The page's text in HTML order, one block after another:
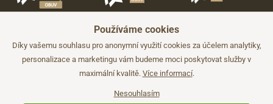
©2026 JADI.cz. Užití materiálů bez souhlasu není možné.
Používáme cookies
Díky vašemu souhlasu pro anonymní využití cookies za účelem analytiky,
personalizace a marketingu vám budeme moci poskytovat služby v
maximální kvalitě. Více informací.
Nesouhlasím